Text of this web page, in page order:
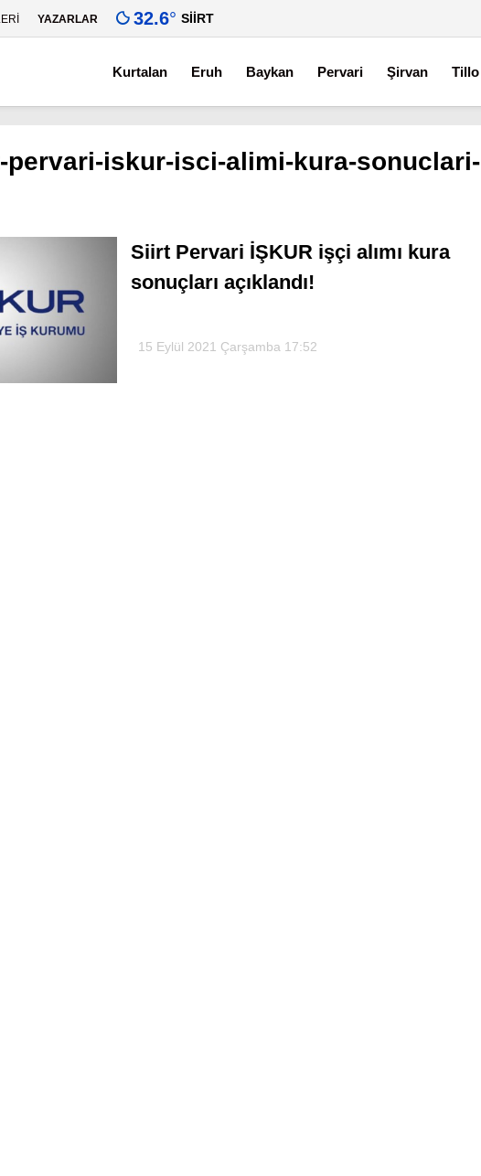
YAZARLAR 32.6° SIIRT
Kurtalan Eruh Baykan Pervari Şirvan Tillo
pervari-iskur-isci-alimi-kura-sonuclari-
Siirt Pervari İŞKUR işçi alımı kura
sonuçları açıklandı!
15 Eylül 2021 Çarşamba 17:52